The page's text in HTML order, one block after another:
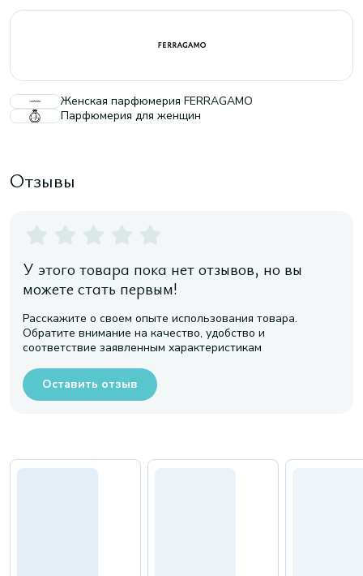
Женская парфюмерия FERRAGAMO
Парфюмерия для женщин
Отзывы
У этого товара пока нет отзывов, но вы
можете стать первым!
Расскажите о своем опыте использования товара.
Обратите внимание на качество, удобство и
соответствие заявленным характеристикам
Оставить отзыв